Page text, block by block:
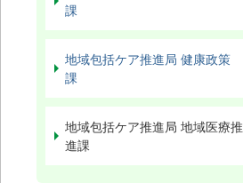
課
地域包括ケア推進局 健康政策
課
地域包括ケア推進局 地域医療推
進課